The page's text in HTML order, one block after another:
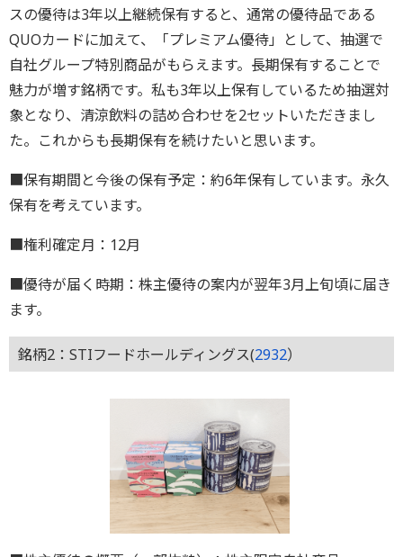
スの優待は3年以上継続保有すると、通常の優待品である
QUOカードに加えて、「プレミアム優待」として、抽選で
自社グループ特別商品がもらえます。長期保有することで
魅力が増す銘柄です。私も3年以上保有しているため抽選対
象となり、清涼飲料の詰め合わせを2セットいただきまし
た。これからも長期保有を続けたいと思います。
■保有期間と今後の保有予定：約6年保有しています。永久
保有を考えています。
■権利確定月：12月
■優待が届く時期：株主優待の案内が翌年3月上旬頃に届き
ます。
銘柄2：STIフードホールディングス(2932）